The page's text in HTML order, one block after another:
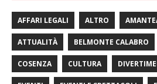
AFFARI LEGALI ALTRO
ATTUALITÀ BELMONTE CALABRO
COSENZA CULTURA